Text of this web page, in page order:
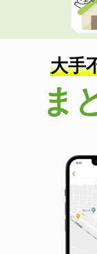
大手
ま